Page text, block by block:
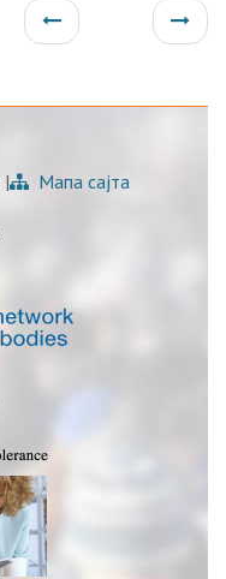
| Мапа сајта